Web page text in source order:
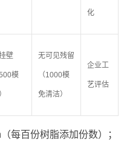
化
壁
500模
无可见残留
（1000模
免清洁）
企业工
艺评估
每百份树脂添加份数）；